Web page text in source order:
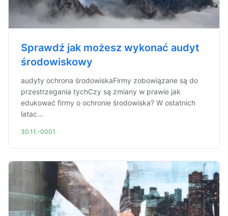
Sprawdź jak możesz wykonać audyt
środowiskowy
audyty ochrona środowiskaFirmy zobowiązane są do
przestrzegania tychCzy są zmiany w prawie jak
edukować firmy o ochronie środowiska? W ostatnich
latac...
30.11.-0001